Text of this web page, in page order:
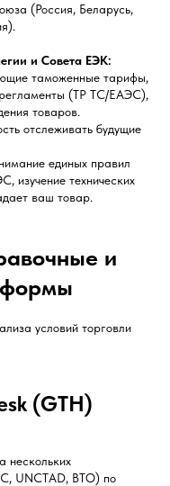
(Россия, Беларусь,
и Совета ЕЭК:
таможенные тарифы,
(ТР ТС/ЕАЭС),
товаров.
отслеживать будущие
единых правил
изучение технических
ваш товар.
и
условий торговли
(GTH)
нескольких
UNCTAD, ВТО) по